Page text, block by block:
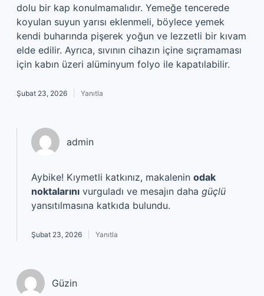
dolu bir kap konulmamalıdır. Yemeğe tencerede
koyulan suyun yarısı eklenmeli, böylece yemek
kendi buharında pişerek yoğun ve lezzetli bir kıvam
elde edilir. Ayrıca, sıvının cihazın içine sıçramaması
için kabın üzeri alüminyum folyo ile kapatılabilir.
Şubat 23, 2026 Yanıtla
admin
Aybike! Kıymetli katkınız, makalenin odak
noktalarını vurguladı ve mesajın daha güçlü
yansıtılmasına katkıda bulundu.
Şubat 23, 2026 Yanıtla
Güzin